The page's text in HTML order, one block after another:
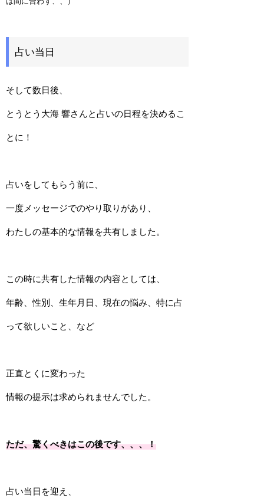
占い当日
そして数日後、
とうとう大海 響さんと占いの日程を決めるこ
とに！
占いをしてもらう前に、
一度メッセージでのやり取りがあり、
わたしの基本的な情報を共有しました。
この時に共有した情報の内容としては、
年齢、性別、生年月日、現在の悩み、特に占
って欲しいこと、など
正直とくに変わった
情報の提示は求められませんでした。
ただ、驚くべきはこの後です、、、！
占い当日を迎え、